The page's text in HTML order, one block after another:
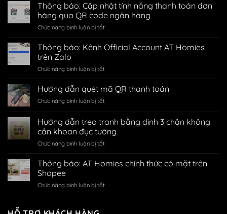
Thông báo: Cập nhật tính năng thanh toán đơn
hàng qua QR code ngân hàng
Chức năng bình luận bị tắtở
báo:
Cập
tính
thanh
qua
QR
Thông báo: Kênh Official Account AT Homies
trên Zalo
Chức năng bình luận bị tắtở
báo:
Kênh
AT
Homies
trên
Hướng dẫn quét mã QR thanh toán
Chức năng bình luận bị tắtở
quét
mã
QR
toán
Hướng dẫn treo tranh bằng đinh 3 chân không
cần khoan đục tường
Chức năng bình luận bị tắtở
dẫn
bằng
Thông báo: AT Homies chính thức có mặt trên
Shopee
Chức năng bình luận bị tắtở